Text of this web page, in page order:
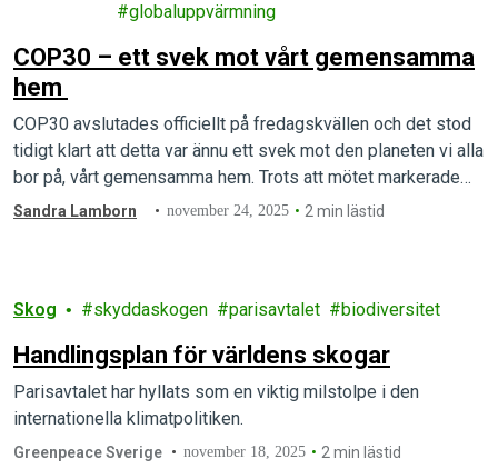
globaluppvärmning
COP30 – ett svek mot vårt gemensamma
hem
COP30 avslutades officiellt på fredagskvällen och det stod
tidigt klart att detta var ännu ett svek mot den planeten vi alla
bor på, vårt gemensamma hem. Trots att mötet markerade…
Sandra Lamborn november 24, 2025 2 min lästid
Skog skyddaskogen parisavtalet biodiversitet
Handlingsplan för världens skogar
Parisavtalet har hyllats som en viktig milstolpe i den
internationella klimatpolitiken.
Greenpeace Sverige november 18, 2025 2 min lästid